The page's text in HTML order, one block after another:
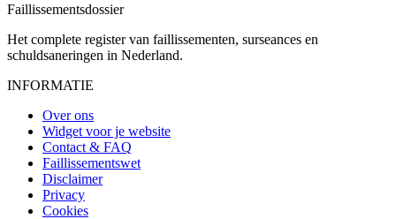
Faillissementsdossier
Het complete register van faillissementen, surseances en
schuldsaneringen in Nederland.
INFORMATIE
Over ons
Widget voor je website
Contact & FAQ
Faillissementswet
Disclaimer
Privacy
Cookies